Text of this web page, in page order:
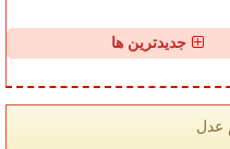
جدیدترین ها
عدل